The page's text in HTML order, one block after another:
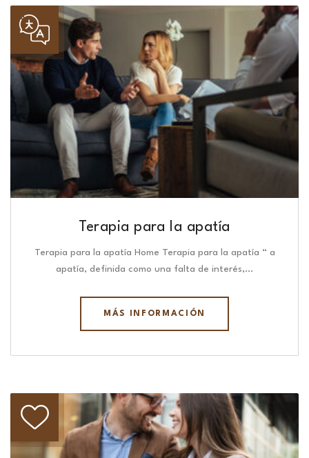
Terapia para la apatía
Terapia para la apatía Home Terapia para la apatía “ a
apatía, definida como una falta de interés,…
MÁS INFORMACIÓN